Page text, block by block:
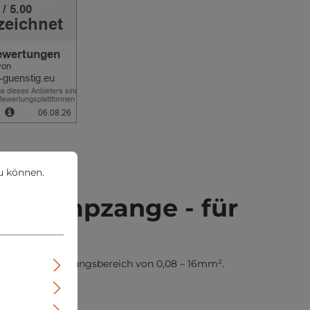
Crimpzange - für
Abdeckungsbereich von 0,08 – 16mm².
Mehr Informationen ...
können.